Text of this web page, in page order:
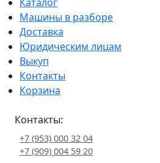
Машины в разборе
Доставка
Юридическим лицам
Выкуп
Контакты
Корзина
Контакты:
+7 (953) 000 32 04
+7 (909) 004 59 20